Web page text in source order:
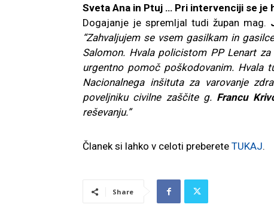
Sveta Ana in Ptuj … Pri intervenciji se je
Dogajanje je spremljal tudi župan mag.
“Zahvaljujem se vsem gasilkam in
Salomon. Hvala policistom PP Lenart
urgentno pomoč poškodovanim. Hvala
Nacionalnega inšituta za varovanje
poveljniku civilne zaščite g. Francu
reševanju.”
Članek si lahko v celoti preberete TUKAJ.
Share